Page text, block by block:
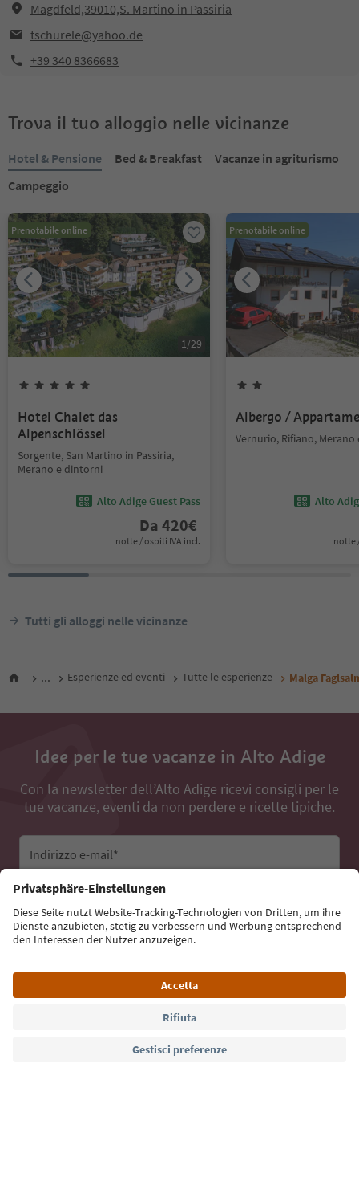
Magdfeld,39010,S. Martino in Passiria
tschurele@yahoo.de
+39 340 8366683
Trova il tuo alloggio nelle vicinanze
Hotel & Pensione Bed & Breakfast
Vacanze in agriturismo
Campeggio
Prenotabile online
1/29
Hotel Chalet das
Alpenschlössel
Sorgente, San Martino in Passiria,
Merano e dintorni
Alto Adige Guest Pass
Da 420€
notte / ospiti IVA incl.
Prenotabile online
Albergo /
Vernurio, Rifiano,
Alto
notte
Tutti gli alloggi nelle vicinanze
... Esperienze ed eventi Tutte le esperienze Malga
Idee per le tue vacanze in Alto Adige
Con la newsletter dell’Alto Adige ricevi consigli per le
tue vacanze, eventi da non perdere e ricette tipiche.
Indirizzo e-mail*
Iscriviti alla newsletter